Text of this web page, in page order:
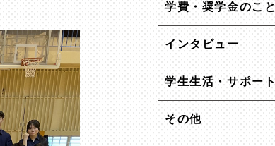
学費・奨学金のこと
インタビュー
学生生活・サポート
その他